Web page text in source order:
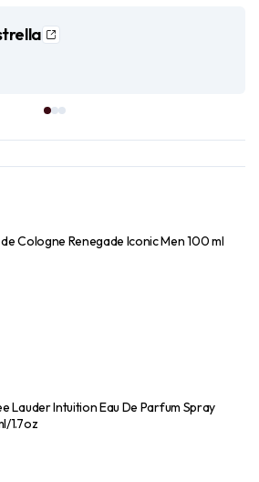
de Cologne Renegade Iconic Men 100 ml
Lauder Intuition Eau De Parfum Spray
1.7oz